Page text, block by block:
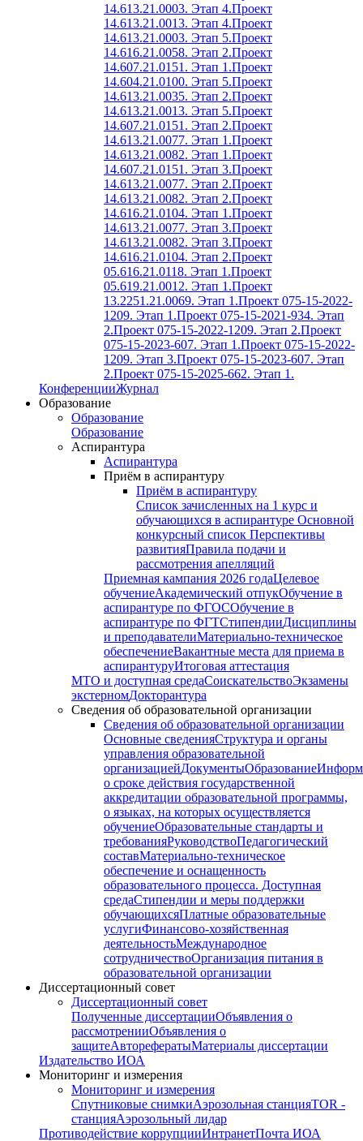
14.613.21.0003. Этап 4.Проект
14.613.21.0013. Этап 4.Проект
14.613.21.0003. Этап 5.Проект
14.616.21.0058. Этап 2.Проект
14.607.21.0151. Этап 1.Проект
14.604.21.0100. Этап 5.Проект
14.613.21.0035. Этап 2.Проект
14.613.21.0013. Этап 5.Проект
14.607.21.0151. Этап 2.Проект
14.613.21.0077. Этап 1.Проект
14.613.21.0082. Этап 1.Проект
14.607.21.0151. Этап 3.Проект
14.613.21.0077. Этап 2.Проект
14.613.21.0082. Этап 2.Проект
14.616.21.0104. Этап 1.Проект
14.613.21.0077. Этап 3.Проект
14.613.21.0082. Этап 3.Проект
14.616.21.0104. Этап 2.Проект
05.616.21.0118. Этап 1.Проект
05.619.21.0012. Этап 1.Проект
13.2251.21.0069. Этап 1.Проект 075-15-2022-
1209. Этап 1.Проект 075-15-2021-934. Этап
2.Проект 075-15-2022-1209. Этап 2.Проект
075-15-2023-607. Этап 1.Проект 075-15-2022-
1209. Этап 3.Проект 075-15-2023-607. Этап
2.Проект 075-15-2025-662. Этап 1.
КонференцииЖурнал
Образование
Образование
Образование
Аспирантура
Аспирантура
Приём в аспирантуру
Приём в аспирантуру
Список зачисленных на 1 курс и
обучающихся в аспирантуре Основной
конкурсный список Перспективы
развитияПравила подачи и
рассмотрения апелляций
Приемная кампания 2026 годаЦелевое
обучениеАкадемический отпукОбучение в
аспирантуре по ФГОСОбучение в
аспирантуре по ФГТСтипендииДисциплины
и преподавателиМатериально-техническое
обеспечениеВакантные места для приема в
аспирантуруИтоговая аттестация
МТО и доступная средаСоискательствоЭкзамены
экстерномДокторантура
Сведения об образовательной организации
Сведения об образовательной организации
Основные сведенияСтруктура и органы
управления образовательной
организациейДокументыОбразование
о сроке действия государственной
аккредитации образовательной программы,
о языках, на которых осуществляется
обучениеОбразовательные стандарты и
требованияРуководствоПедагогический
составМатериально-техническое
обеспечение и оснащенность
образовательного процесса. Доступная
средаСтипендии и меры поддержки
обучающихсяПлатные образовательные
услугиФинансово-хозяйственная
деятельностьМеждународное
сотрудничествоОрганизация питания в
образовательной организации
Диссертационный совет
Диссертационный совет
Полученные диссертацииОбъявления о
рассмотренииОбъявления о
защитеАвторефератыМатериалы диссертации
Издательство ИОА
Мониторинг и измерения
Мониторинг и измерения
Спутниковые снимкиАэрозольная станцияTOR -
станцияАэрозольный лидар
Противодействие коррупцииИнтранетПочта ИОА